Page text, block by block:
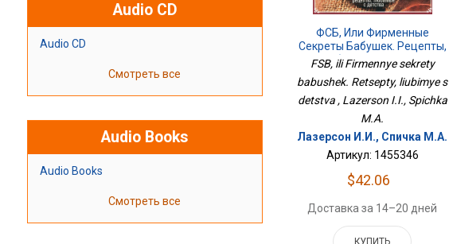
Audio CD
Audio CD
Смотреть все
Audio Books
Audio Books
Смотреть все
ФСБ, Или Фирменные
Секреты Бабушек. Рецепты,
Любимые С Детства
FSB, ili Firmennye sekrety
babushek. Retsepty, liubimye s
detstva , Lazerson I.I., Spichka
M.A.
Лазерсон И.И., Спичка М.А.
Артикул: 1455346
$42.06
Доставка за 14–20 дней
КУПИТЬ